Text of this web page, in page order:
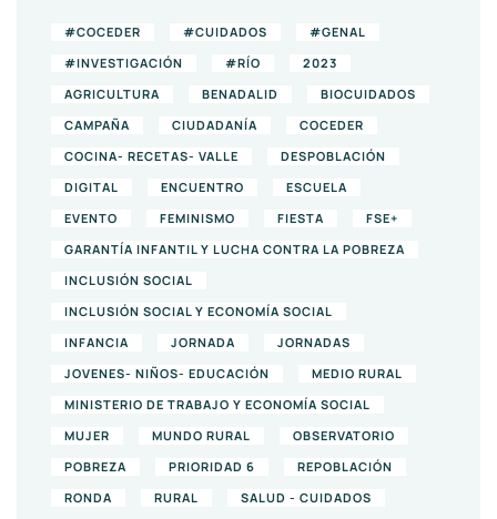
#COCEDER #CUIDADOS
#GENAL
#INVESTIGACIÓN
#RÍO
2023
AGRICULTURA
BENADALID
BIOCUIDADOS
CAMPAÑA
CIUDADANÍA
COCEDER
COCINA- RECETAS- VALLE
DESPOBLACIÓN
DIGITAL
ENCUENTRO
ESCUELA
EVENTO
FEMINISMO FIESTA
FSE+
GARANTÍA INFANTIL Y LUCHA CONTRA LA POBREZA
INCLUSIÓN SOCIAL
INCLUSIÓN SOCIAL Y ECONOMÍA SOCIAL
INFANCIA
JORNADA
JORNADAS
JOVENES- NIÑOS- EDUCACIÓN
MEDIO RURAL
MINISTERIO DE TRABAJO Y ECONOMÍA SOCIAL
MUJER
MUNDO RURAL
OBSERVATORIO
POBREZA
PRIORIDAD 6
REPOBLACIÓN
RONDA
RURAL
SALUD - CUIDADOS